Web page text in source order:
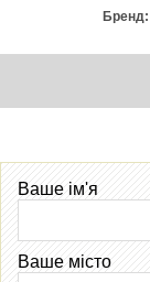
Бренд:
Ваше ім'я
Ваше місто